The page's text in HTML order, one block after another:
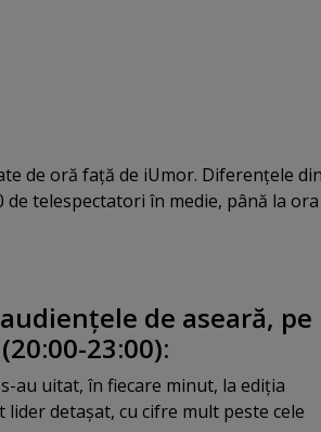
de oră faţă de iUmor. Diferenţele
telespectatori în medie, până la ora
de aseară, pe
(20:00-23:00):
au uitat, în fiecare minut, la ediţia
detaşat, cu cifre mult peste cele